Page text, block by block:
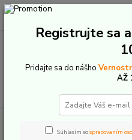
+421 907 20 22 33
Kategórie blogu
Registrujte sa
Pridajte sa do nášho
AŽ
Súhlasím sospracovaním